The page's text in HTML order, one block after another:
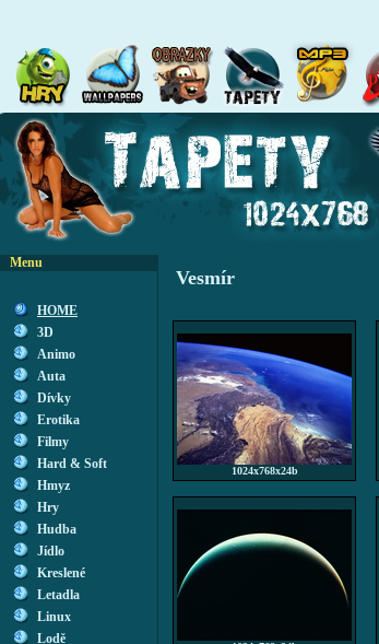
Menu
HOME
3D
Animo
Auta
Dívky
Erotika
Filmy
Hard & Soft
Hmyz
Hry
Hudba
Jídlo
Kreslené
Letadla
Linux
Lodě
Vesmír
1024x768x24b